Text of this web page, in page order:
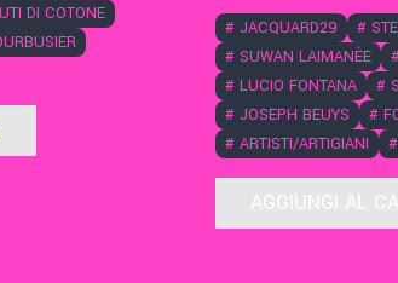
DI COTONE
# JACQUARD29 #
# SUWAN LAIMANÈE
# LUCIO FONTANA #
# JOSEPH BEUYS #
# ARTISTI/ARTIGIANI #
AGGIUNGI AL